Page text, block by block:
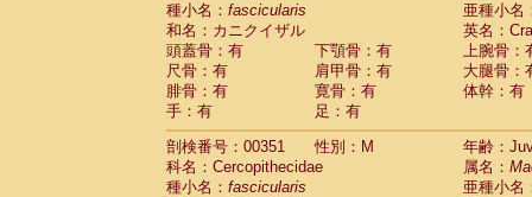
種小名： fascicularis
亜種小名
和名：カニクイザル
英名：
頭蓋骨：有
下顎骨：有
上腕骨：
尺骨：有
肩甲骨：有
大腿骨：
腓骨：有
寛骨：有
体幹：有
手：有
足：有
剖検番号：00351
性別：M
年齢：
科名：Cercopithecidae
属名：
種小名： fascicularis
亜種小名